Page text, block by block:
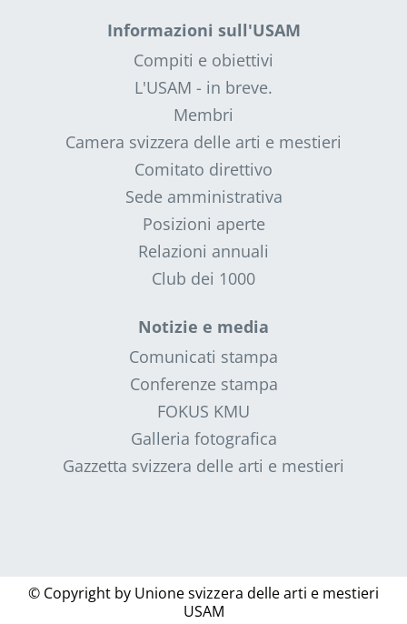
Informazioni sull'USAM
Compiti e obiettivi
L'USAM - in breve.
Membri
Camera svizzera delle arti e mestieri
Comitato direttivo
Sede amministrativa
Posizioni aperte
Relazioni annuali
Club dei 1000
Notizie e media
Comunicati stampa
Conferenze stampa
FOKUS KMU
Galleria fotografica
Gazzetta svizzera delle arti e mestieri
© Copyright by Unione svizzera delle arti e mestieri
USAM